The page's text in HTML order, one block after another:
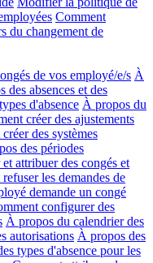
Comment
du changement de
de vos employé/e/s À
des absences et des
d'absence À propos du
créer des ajustements
des systèmes
des périodes
attribuer des congés et
les demandes de
demande un congé
configurer des
À propos du calendrier des
autorisations À propos des
types d'absence pour les